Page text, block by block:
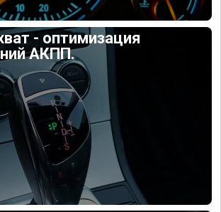
- оптимизация
АКПП.